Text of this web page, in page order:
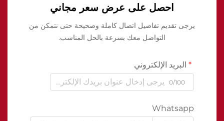
احصل على عرض سعر مجاني
يرجى تقديم تفاصيل اتصال كاملة وصحيحة حتى نتمكن من
التواصل معك بسرعة بالحل المناسب.
البريد الإلكتروني
0/100
Whatsapp